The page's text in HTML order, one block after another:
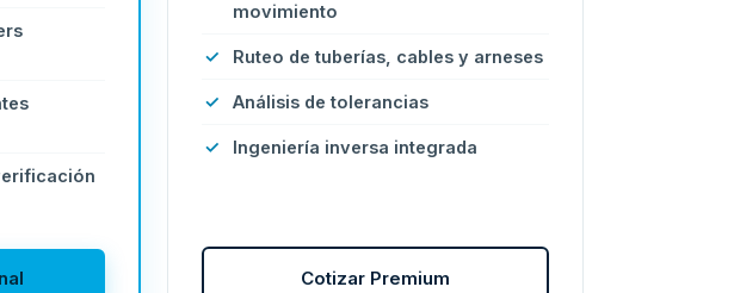
movimiento
Ruteo de tuberías, cables y arneses
Análisis de tolerancias
Ingeniería inversa integrada
Cotizar Premium